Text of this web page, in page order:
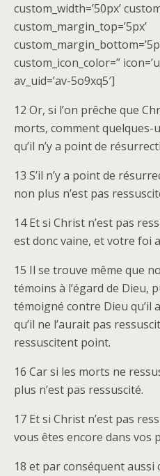
custom_width=’50px’
custom_margin_top=’5px’
custom_icon_color=”
av_uid=’av-5o9xq5′]
12 Or, si l’on prêche que
morts, comment quelques-
qu’il n’y a point de
13 S’il n’y a point de
non plus n’est pas
14 Et si Christ n’est pas
est donc vaine, et votre foi
15 Il se trouve même que
témoins à l’égard de Dieu,
témoigné contre Dieu qu’il
qu’il ne l’aurait pas
ressuscitent point.
16 Car si les morts ne
plus n’est pas ressuscité.
17 Et si Christ n’est pas
vous êtes encore dans vos
18 et par conséquent